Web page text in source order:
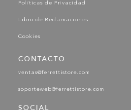
Políticas de Privacidad
Libro de Reclamaciones
Cookies
CONTACTO
ventas@ferrettistore.com
soporteweb@ferrettistore.com
SOCIAL